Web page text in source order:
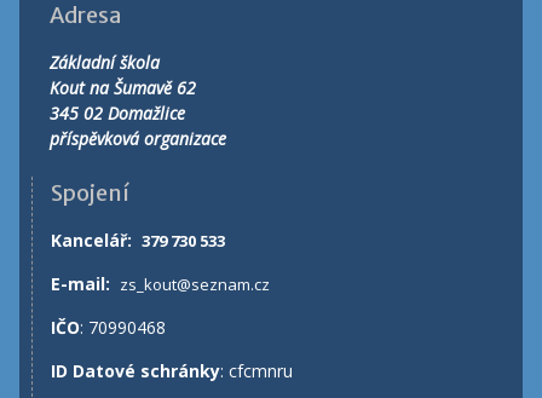
Adresa
Základní škola
Kout na Šumavě 62
345 02 Domažlice
příspěvková organizace
Spojení
Kancelář: 379 730 533
E-mail: zs_kout@seznam.cz
IČO: 70990468
ID Datové schránky: cfcmnru